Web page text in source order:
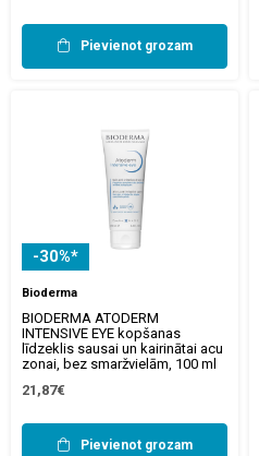
Pievienot grozam
-30%*
Bioderma
BIODERMA ATODERM
INTENSIVE EYE kopšanas
līdzeklis sausai un kairinātai acu
zonai, bez smaržvielām, 100 ml
21,87€
Pievienot grozam